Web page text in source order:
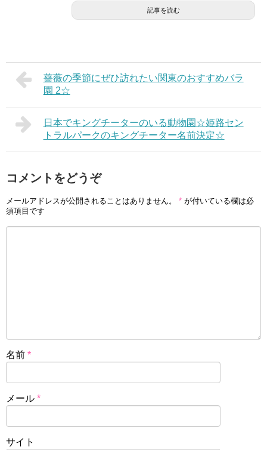
記事を読む
薔薇の季節にぜひ訪れたい関東のおすすめバラ
園 2☆
日本でキングチーターのいる動物園☆姫路セン
トラルパークのキングチーター名前決定☆
コメントをどうぞ
メールアドレスが公開されることはありません。 * が付いている欄は必
須項目です
名前 *
メール *
サイト